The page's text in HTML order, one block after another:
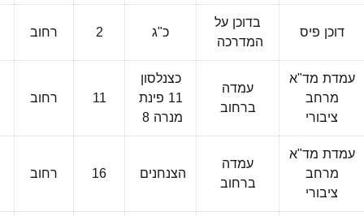
דוכן פיס בדוכן על
המדרכה כ"ג 2
רחוב
עמדת מד"א
מרחב
ציבורי
עמדה
ברחוב
כצנלסון
11 פינת
מנרה 8
11 רחוב
עמדת מד"א
מרחב
ציבורי
עמדה
ברחוב הצנחנים 16 רחוב